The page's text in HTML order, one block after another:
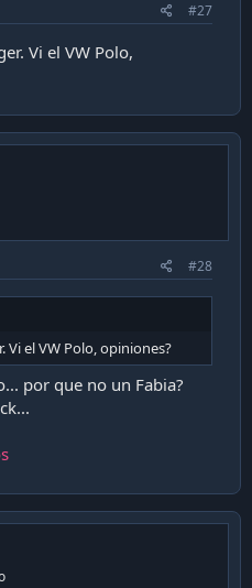
#27
Vi el VW Polo,
#28
Vi el VW Polo, opiniones?
por que no un Fabia?